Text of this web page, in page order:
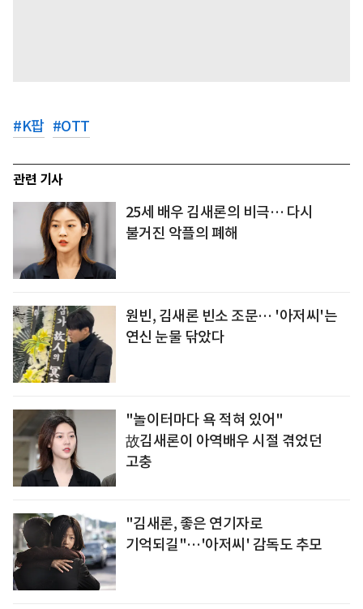
#K팝 #OTT
관련 기사
25세 배우 김새론의 비극… 다시
불거진 악플의 폐해
원빈, 김새론 빈소 조문… '아저씨'는
연신 눈물 닦았다
"놀이터마다 욕 적혀 있어"
故김새론이 아역배우 시절 겪었던
고충
"김새론, 좋은 연기자로
기억되길"…'아저씨' 감독도 추모